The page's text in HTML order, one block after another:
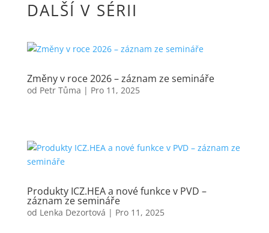
DALŠÍ V SÉRII
Změny v roce 2026 – záznam ze semináře
od Petr Tůma | Pro 11, 2025
Produkty ICZ.HEA a nové funkce v PVD –
záznam ze semináře
od Lenka Dezortová | Pro 11, 2025